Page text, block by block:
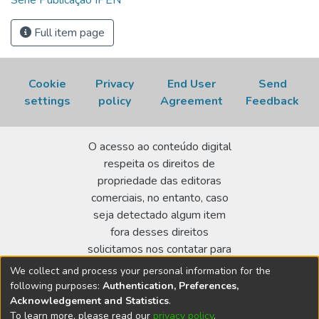
Full item page
Cookie
settings
Privacy
policy
End User
Agreement
Send
Feedback
O acesso ao conteúdo digital
respeita os direitos de
propriedade das editoras
comerciais, no entanto, caso
seja detectado algum item
fora desses direitos
solicitamos nos contatar para
realizar a regularização.
Biblioteca Terezine Arantes Ferraz
Av. Lineu Prestes 2242 - Cidade Universitária - CEP:
We collect and process your personal information for the
following purposes: Authentication, Preferences,
Acknowledgement and Statistics.
To learn more, please read our privacy policy.